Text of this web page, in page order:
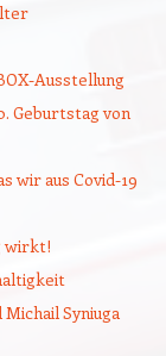
Ausstellung
Geburtstag von
wir aus Covid-19
wirkt!
Syniuga